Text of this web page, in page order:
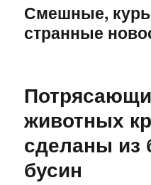
Смешные,
странные
животных
сделаны из
бусин